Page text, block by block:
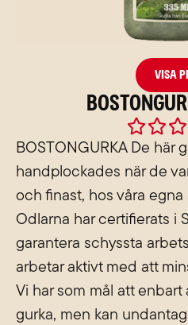
Visa

BOSTONGURKA De här
handplockades när de
och finast, hos våra egna
Odlarna har certifierats i
garantera schyssta
arbetar aktivt med att
Vi har som mål att
gurka, men kan